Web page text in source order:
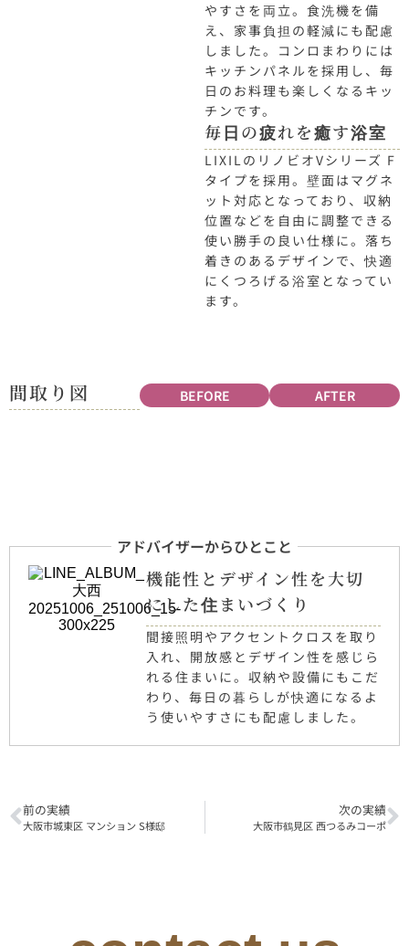
やすさを両立。食洗機を備
え、家事負担の軽減にも配慮
しました。コンロまわりには
キッチンパネルを採用し、毎
日のお料理も楽しくなるキッ
チンです。
毎日の疲れを癒す浴室
LIXILのリノビオVシリーズ F
タイプを採用。壁面はマグネ
ット対応となっており、収納
位置などを自由に調整できる
使い勝手の良い仕様に。落ち
着きのあるデザインで、快適
にくつろげる浴室となってい
ます。
間取り図 BEFORE AFTER
アドバイザーからひとこと
機能性とデザイン性を大切
にした住まいづくり
間接照明やアクセントクロスを取り
入れ、開放感とデザイン性を感じら
れる住まいに。収納や設備にもこだ
わり、毎日の暮らしが快適になるよ
う使いやすさにも配慮しました。
前の実績
大阪市城東区 マンション S様邸
次の実績
大阪市鶴見区 西つるみコーポ